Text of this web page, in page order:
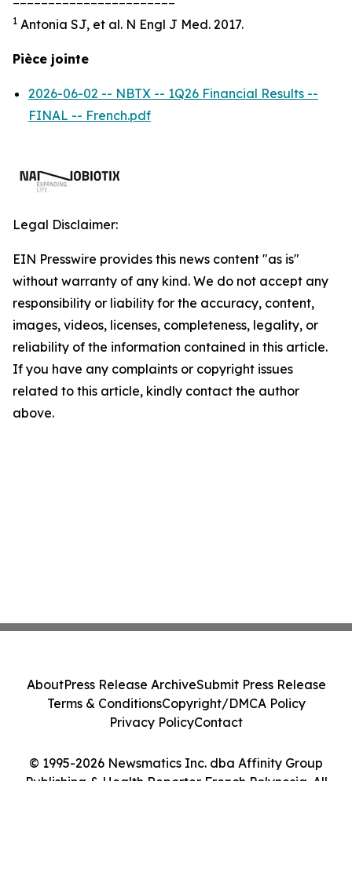
1 Antonia SJ, et al. N Engl J Med. 2017.
Pièce jointe
2026-06-02 -- NBTX -- 1Q26 Financial Results --
FINAL -- French.pdf
Legal Disclaimer:
EIN Presswire provides this news content "as is"
without warranty of any kind. We do not accept any
responsibility or liability for the accuracy, content,
images, videos, licenses, completeness, legality, or
reliability of the information contained in this article.
If you have any complaints or copyright issues
related to this article, kindly contact the author
above.
© 1995-2026 Newsmatics Inc. dba Affinity Group
Publishing & Health Reporter French Polynesia. All
AboutPress Release ArchiveSubmit Press Release
Terms & ConditionsCopyright/DMCA Policy
Privacy PolicyContact